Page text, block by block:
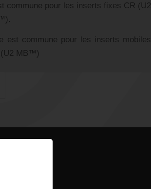
commune pour les inserts fixes CR (U2
est commune pour les inserts mobiles
MB™)